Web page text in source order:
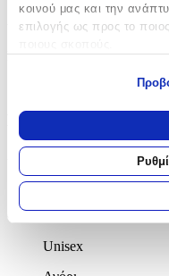
κοινού μας και την
επιλογής ως προς το
Εάν μας επιτρέπετε, θα
τοποθεσία, οι οποίες
Να
συγκεκριμένα
Μάθετε περισσότερα
προσωπικών σας
τη συγκατάθεσή σας
Χαρακτηριστικά
Κατασκευαστής:
Βασικά
Χρώμα
Πράσινο
Φύλο:
Unisex